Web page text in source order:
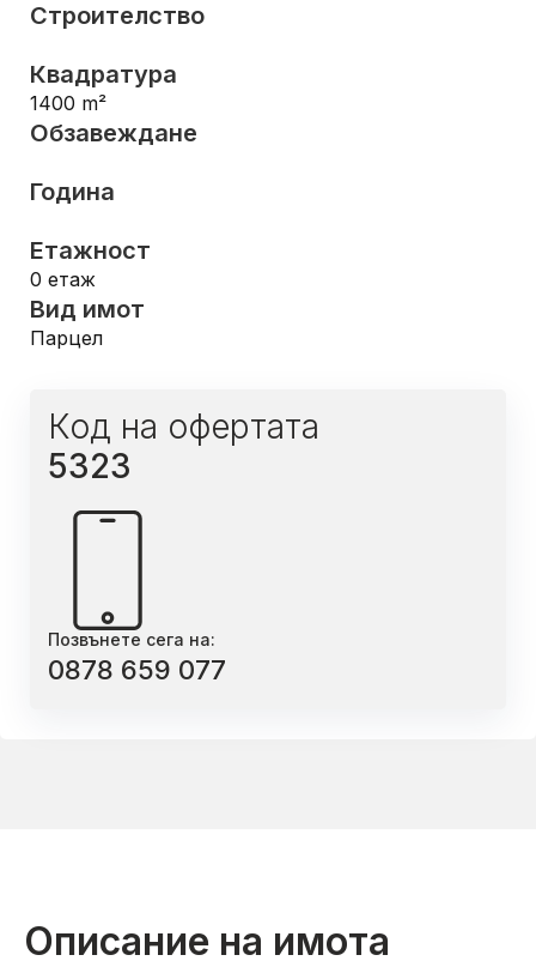
Строителство
Квадратура
1400 m²
Обзавеждане
Година
Етажност
0 етаж
Вид имот
Парцел
Код на офертата
5323
Позвънете сега на:
0878 659 077
Описание на имота